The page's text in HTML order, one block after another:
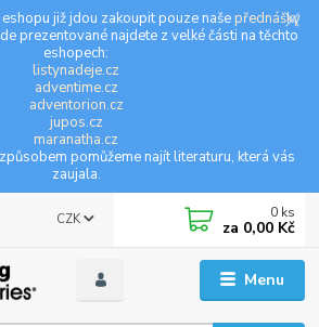
již jdou zakoupit pouze naše přednášky
prezentované najdete z velké části na těchto
eshopech:
listynadeje.cz
adventime.cz
adventorion.cz
jupos.cz
maranatha.cz
pomůžeme najít literaturu, která vás
zaujala.
Menu
CZK 0 ks
za 0,00 Kč